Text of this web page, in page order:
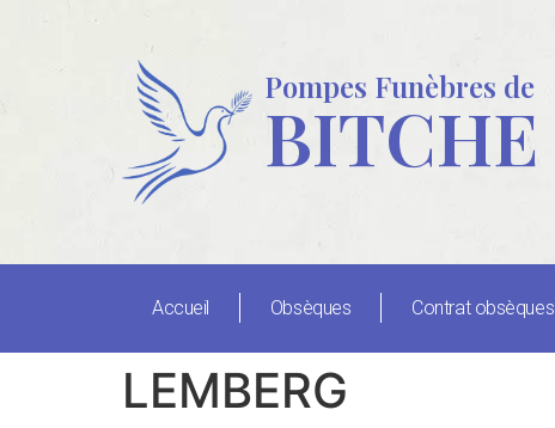
Pompes Funèbres de
BITCHE
Accueil Obsèques Contrat obsèques
LEMBERG